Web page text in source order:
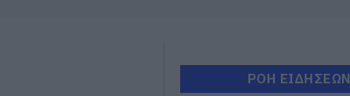
ΡΟΗ ΕΙΔΗΣΕΩΝ